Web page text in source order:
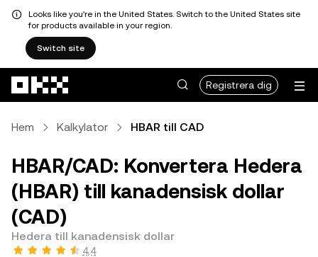
Looks like you're in the United States. Switch to the United States site
for products available in your region.
Switch site
Registrera dig
Hem Kalkylator HBAR till CAD
HBAR/CAD: Konvertera Hedera
(HBAR) till kanadensisk dollar
(CAD)
Hedera till kanadensisk dollar
4,4